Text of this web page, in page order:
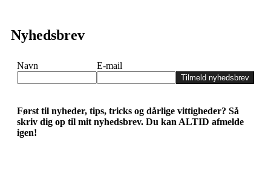
Nyhedsbrev
Navn E-mail
Tilmeld nyhedsbrev
Først til nyheder, tips, tricks og dårlige vittigheder? Så
skriv dig op til mit nyhedsbrev. Du kan ALTID afmelde
igen!